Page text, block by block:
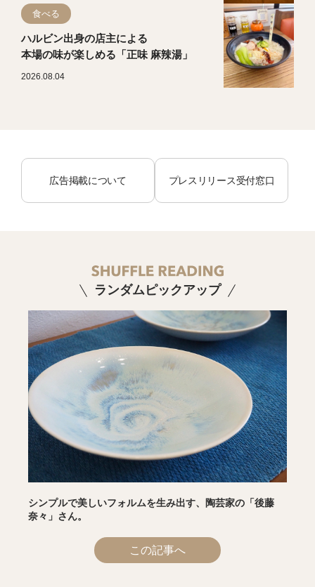
食べる
ハルビン出身の店主による
本場の味が楽しめる「正味 麻辣湯」
2026.08.04
広告掲載について プレスリリース受付窓口
ランダムピックアップ
シンプルで美しいフォルムを生み出す、陶芸家の「後藤
奈々」さん。
この記事へ